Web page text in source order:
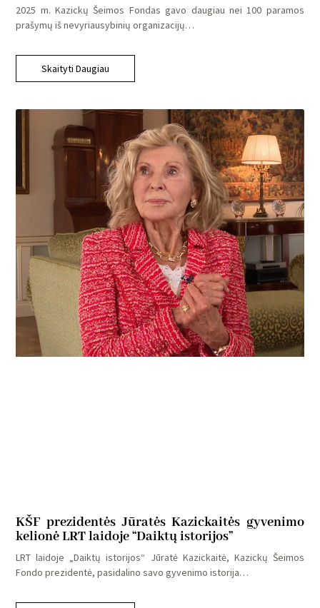
2025 m. Kazickų Šeimos Fondas gavo daugiau nei 100 paramos
prašymų iš nevyriausybinių organizacijų…
Skaityti Daugiau
KŠF prezidentės Jūratės Kazickaitės gyvenimo
kelionė LRT laidoje “Daiktų istorijos”
LRT laidoje „Daiktų istorijos“ Jūratė Kazickaitė, Kazickų Šeimos
Fondo prezidentė, pasidalino savo gyvenimo istorija…